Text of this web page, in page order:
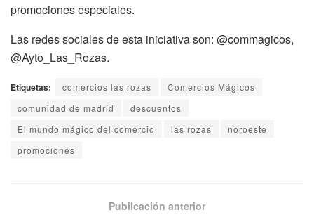
promociones especiales.
Las redes sociales de esta iniciativa son: @commagicos,
@Ayto_Las_Rozas.
Etiquetas: comercios las rozas
Comercios Mágicos
comunidad de madrid
descuentos
El mundo mágico del comercio
las rozas
noroeste
promociones
Publicación anterior